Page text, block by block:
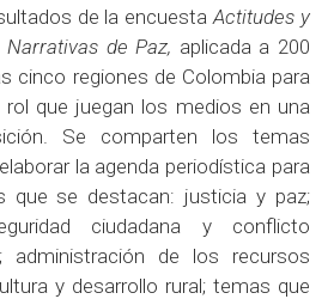
de la encuestaActitudes y
de Paz, aplicada a 200
cinco regiones de Colombia para
rol que juegan los medios en una
Se comparten los temas
la agenda periodística para
que se destacan: justicia y paz;
ciudadana y conflicto
administración de los recursos
y desarrollo rural; temas que